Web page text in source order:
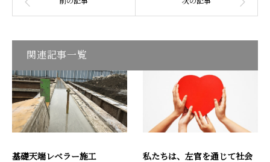
関連記事一覧
基礎天端レベラー施工
私たちは、左官を通じて社会